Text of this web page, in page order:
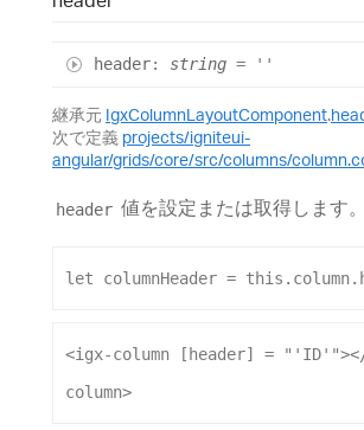
header: string = ''
継承元 IgxColumnLayoutComponent.
次で定義 projects/igniteui-
angular/grids/core/src/columns/
header 値を設定または取得します。
let columnHeader = this . column.
<igx-column [header] = "'ID'"
column>